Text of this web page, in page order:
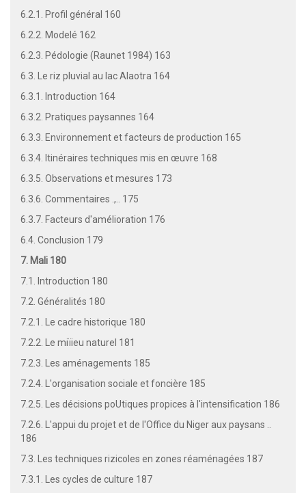
6.2.1. Profil général 160
6.2.2. Modelé 162
6.2.3. Pédologie (Raunet 1984) 163
6.3. Le riz pluvial au lac Alaotra 164
6.3.1. Introduction 164
6.3.2. Pratiques paysannes 164
6.3.3. Environnement et facteurs de production 165
6.3.4. Itinéraires techniques mis en œuvre 168
6.3.5. Observations et mesures 173
6.3.6. Commentaires .,.. 175
6.3.7. Facteurs d'amélioration 176
6.4. Conclusion 179
7. Mali 180
7.1. Introduction 180
7.2. Généralités 180
7.2.1. Le cadre historique 180
7.2.2. Le miïieu naturel 181
7.2.3. Les aménagements 185
7.2.4. L'organisation sociale et foncière 185
7.2.5. Les décisions poUtiques propices à l'intensification 186
7.2.6. L'appui du projet et de l'Office du Niger aux paysans ..
186
7.3. Les techniques rizicoles en zones réaménagées 187
7.3.1. Les cycles de culture 187